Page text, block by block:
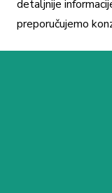
detaljnije
preporučujemo